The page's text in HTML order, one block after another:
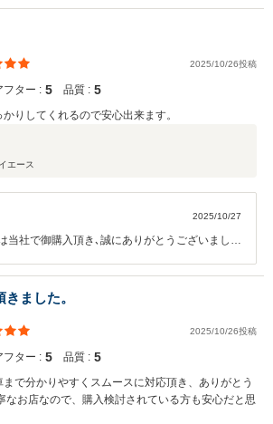
、お気軽に御相談下さい。今後とも､どうぞよろ
。
2025/10/26投稿
フター : 5 品質 : 5
りしてくれるので安心出来ます。
エース
2025/10/27
社で御購入頂き､誠にありがとうございまし
、お気軽に御相談下さい。今後とも､どうぞよろ
。ました。
2025/10/26投稿
フター : 5 品質 : 5
で分かりやすくスムースに対応頂き、ありがとう
なお店なので、購入検討されている方も安心だと思